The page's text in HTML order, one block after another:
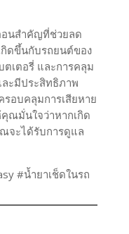
นสำคัญที่ช่วยลด
กิดขึ้นกับรถยนต์ของ
เตอรี่ และการคลุม
ะมีประสิทธิภาพ
อบคลุมการเสียหาย
ณมั่นใจว่าหากเกิด
จะได้รับการดูแล
#น้ำยาเช็ดในรถ